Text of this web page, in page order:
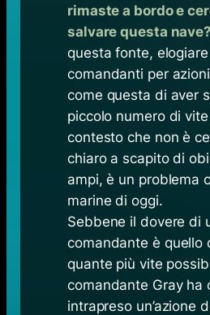
rimaste a bordo e
salvare questa
questa fonte,
comandanti per
come questa di aver
piccolo numero di
contesto che non è
chiaro a scapito di
ampi, è un problema
marine di oggi.
Sebbene il dovere di
comandante è quello
quante più vite
comandante Gray ha
intrapreso un’azione